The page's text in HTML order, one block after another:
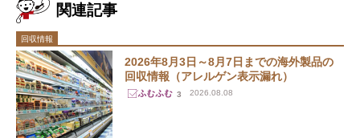
関連記事
回収情報
2026年8月3日～8月7日までの海外製品の
回収情報（アレルゲン表示漏れ）
3 2026.08.08